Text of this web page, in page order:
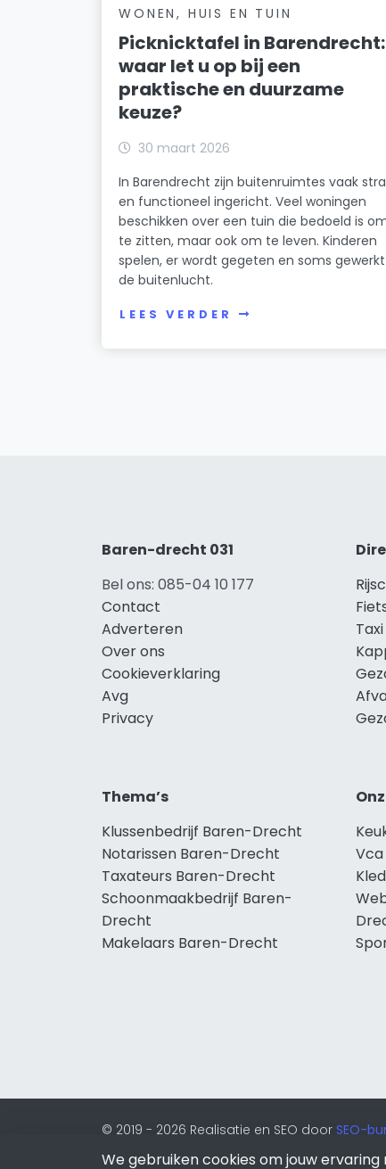
WONEN, HUIS EN TUIN
Picknicktafel in Barendrecht:
waar let u op bij een
praktische en duurzame
keuze?
30 maart 2026
In Barendrecht zijn buitenruimtes vaak
en functioneel ingericht. Veel woningen
beschikken over een tuin die bedoeld is
te zitten, maar ook om te leven. Kinderen
spelen, er wordt gegeten en soms
de buitenlucht.
LEES VERDER
Baren-drecht 031
Bel ons: 085-04 10 177
Contact
Adverteren
Over ons
Cookieverklaring
Avg
Privacy
Thema’s
Klussenbedrijf Baren-Drecht
Notarissen Baren-Drecht
Taxateurs Baren-Drecht
Schoonmaakbedrijf Baren-
Drecht
Makelaars Baren-Drecht
© 2019 - 2026 Realisatie en SEO door SEO-
onderdeel van Lion Internet.
We gebruiken cookies om jouw